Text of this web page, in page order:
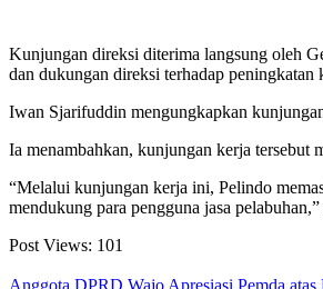
Kunjungan direksi diterima langsung oleh
dan dukungan direksi terhadap peningkatan
Iwan Sjarifuddin mengungkapkan
Ia menambahkan, kunjungan kerja tersebut
“Melalui kunjungan kerja ini, Pelindo
mendukung para pengguna jasa
Post Views: 101